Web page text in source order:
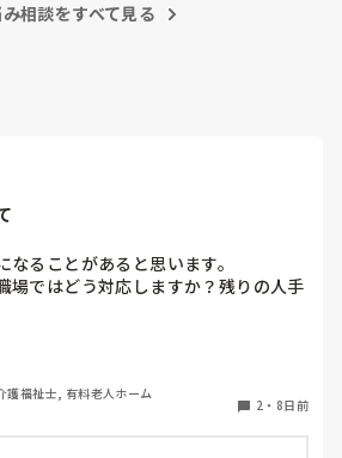
相談をすべて見る
ることがあると思います。
場ではどう対応しますか？残りの人手
みの人に出てもらうかになると思いま
の人に休出の許可もらうまで残りのメ
で残ってもらうとかでした。
護福祉士, 有料老人ホーム
2 ・ 8日前